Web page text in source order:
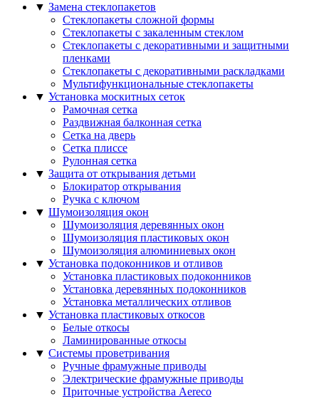
▼ Замена стеклопакетов
Стеклопакеты сложной формы
Стеклопакеты с закаленным стеклом
Стеклопакеты с декоративными и защитными
пленками
Стеклопакеты с декоративными раскладками
Мультифункциональные стеклопакеты
▼ Установка москитных сеток
Рамочная сетка
Раздвижная балконная сетка
Сетка на дверь
Сетка плиссе
Рулонная сетка
▼ Защита от открывания детьми
Блокиратор открывания
Ручка с ключом
▼ Шумоизоляция окон
Шумоизоляция деревянных окон
Шумоизоляция пластиковых окон
Шумоизоляция алюминиевых окон
▼ Установка подоконников и отливов
Установка пластиковых подоконников
Установка деревянных подоконников
Установка металлических отливов
▼ Установка пластиковых откосов
Белые откосы
Ламинированные откосы
▼ Системы проветривания
Ручные фрамужныe приводы
Электрические фрамужныe приводы
Приточные устройства Aereco